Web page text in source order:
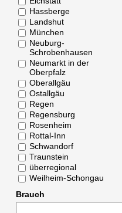
Hassberge
Landshut
München
Neuburg-
Schrobenhausen
Neumarkt in der
Oberpfalz
Oberallgäu
Ostallgäu
Regen
Regensburg
Rosenheim
Rottal-Inn
Schwandorf
Traunstein
überregional
Weilheim-Schongau
Brauch